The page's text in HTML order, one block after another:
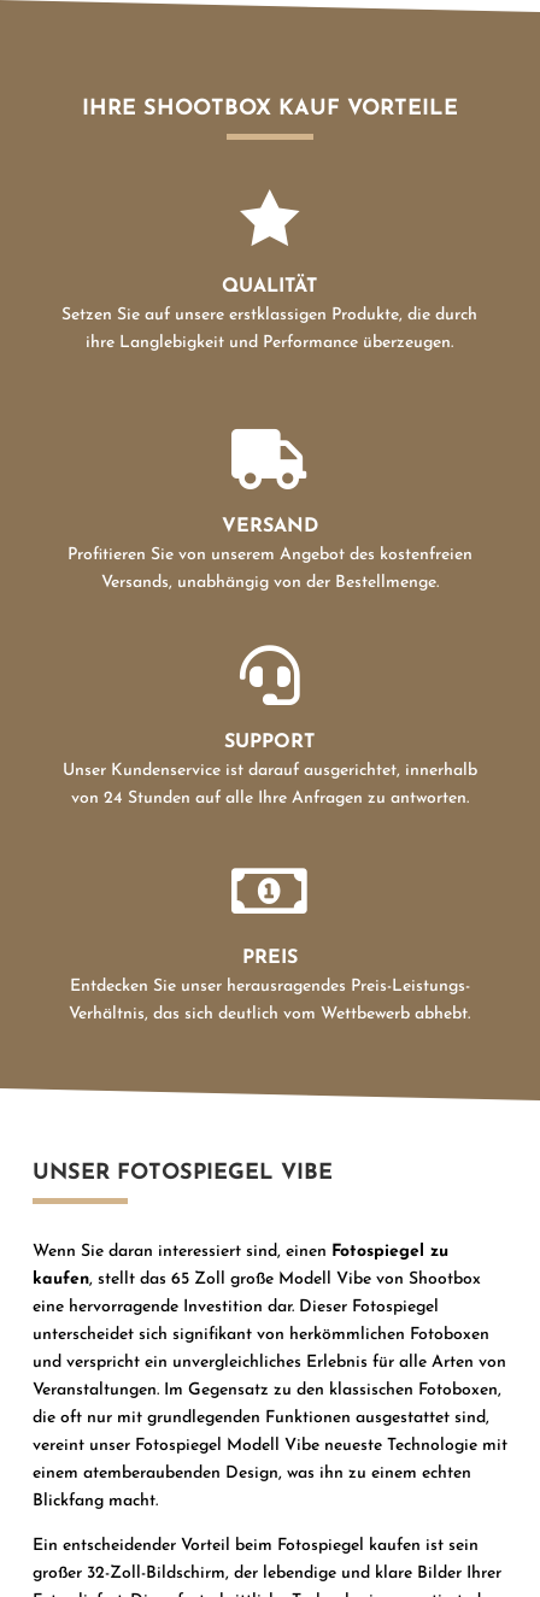
IHRE SHOOTBOX KAUF VORTEILE

QUALITÄT
Setzen Sie auf unsere erstklassigen Produkte, die durch
ihre Langlebigkeit und Performance überzeugen.

VERSAND
Profitieren Sie von unserem Angebot des kostenfreien
Versands, unabhängig von der Bestellmenge.

SUPPORT
Unser Kundenservice ist darauf ausgerichtet, innerhalb
von 24 Stunden auf alle Ihre Anfragen zu antworten.

PREIS
Entdecken Sie unser herausragendes Preis-Leistungs-
Verhältnis, das sich deutlich vom Wettbewerb abhebt.
UNSER FOTOSPIEGEL VIBE
Wenn Sie daran interessiert sind, einen Fotospiegel zu
kaufen, stellt das 65 Zoll große Modell Vibe von Shootbox
eine hervorragende Investition dar. Dieser Fotospiegel
unterscheidet sich signifikant von herkömmlichen Fotoboxen
und verspricht ein unvergleichliches Erlebnis für alle Arten von
Veranstaltungen. Im Gegensatz zu den klassischen Fotoboxen,
die oft nur mit grundlegenden Funktionen ausgestattet sind,
vereint unser Fotospiegel Modell Vibe neueste Technologie mit
einem atemberaubenden Design, was ihn zu einem echten
Blickfang macht.
Ein entscheidender Vorteil beim Fotospiegel kaufen ist sein
großer 32-Zoll-Bildschirm, der lebendige und klare Bilder Ihrer